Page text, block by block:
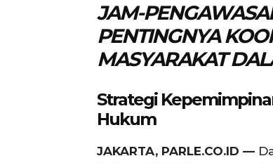
JAM-
PENTINGNYA
MASYARAKAT
Strategi
Hukum
JAKARTA, PARLE.CO.ID —